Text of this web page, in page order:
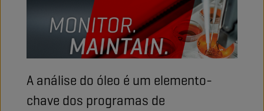
A análise do óleo é um elemento-
chave dos programas de